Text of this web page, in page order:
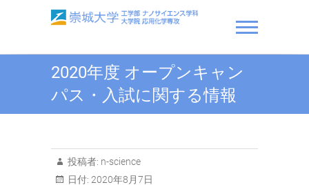
崇城大学 工学部 ナノサ
イエンス学科・大学院 応
用化学専攻
2020年度 オープンキャン
パス・入試に関する情報
投稿者: n-science
日付: 2020年8月7日